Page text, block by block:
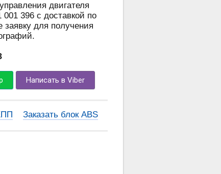
двигателя
001 396 с доставкой по
для получения
Написать в Viber
Заказать блок ABS